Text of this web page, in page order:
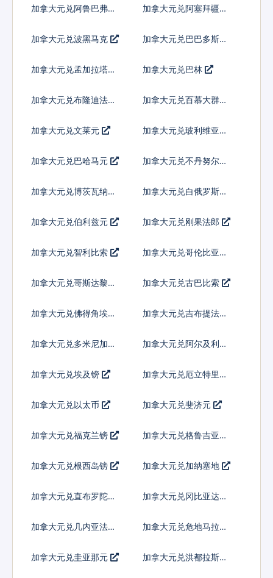
加拿大元兑阿鲁巴弗罗
加拿大元兑阿塞拜疆马
加拿大元兑波黑马克 加拿大元兑巴巴多斯元
加拿大元兑孟加拉塔卡 加拿大元兑巴林
加拿大元兑布隆迪法郎
加拿大元兑百慕大群岛
加拿大元兑文莱元 加拿大元兑玻利维亚诺
加拿大元兑巴哈马元
加拿大元兑不丹努尔特
加拿大元兑博茨瓦纳普
加拿大元兑白俄罗斯卢
加拿大元兑伯利兹元 加拿大元兑刚果法郎
加拿大元兑智利比索
加拿大元兑哥伦比亚比
加拿大元兑哥斯达黎加
加拿大元兑古巴比索
加拿大元兑佛得角埃斯
加拿大元兑吉布提法郎
加拿大元兑多米尼加比
加拿大元兑阿尔及利亚
加拿大元兑埃及镑
加拿大元兑厄立特里亚
加拿大元兑以太币 加拿大元兑斐济元
加拿大元兑福克兰镑
加拿大元兑格鲁吉亚拉
加拿大元兑根西岛镑 加拿大元兑加纳塞地
加拿大元兑直布罗陀镑
加拿大元兑冈比亚达拉
加拿大元兑几内亚法郎
加拿大元兑危地马拉格
加拿大元兑圭亚那元
加拿大元兑洪都拉斯伦